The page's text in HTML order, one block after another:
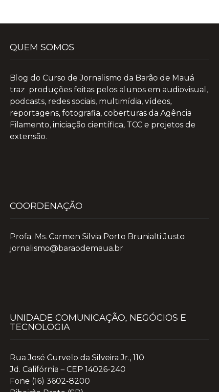
QUEM SOMOS
Blog do Curso de Jornalismo da Barão de Mauá
traz produções feitas pelos alunos em audiovisual,
podcasts, redes sociais, multimídia, vídeos,
reportagens, fotografia, coberturas da Agência
Filamento, iniciação científica, TCC e projetos de
extensão.
COORDENAÇÃO
Profa. Ms. Carmen Silvia Porto Brunialti Justo
jornalismo@baraodemaua.br
UNIDADE COMUNICAÇÃO, NEGÓCIOS E
TECNOLOGIA
Rua José Curvelo da Silveira Jr., 110
Jd. Califórnia – CEP 14026-240
Fone (16) 3602-8200